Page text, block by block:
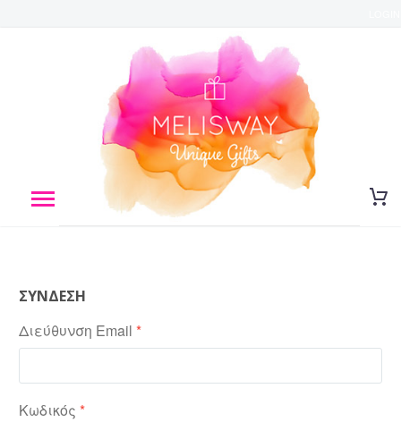
ΣΥΝΔΕΣΗ
Διεύθυνση Email *Απαιτείται
Κωδικός *Απαιτείται